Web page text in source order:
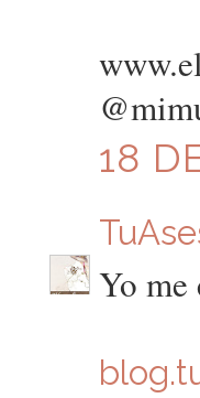
18
Yo me